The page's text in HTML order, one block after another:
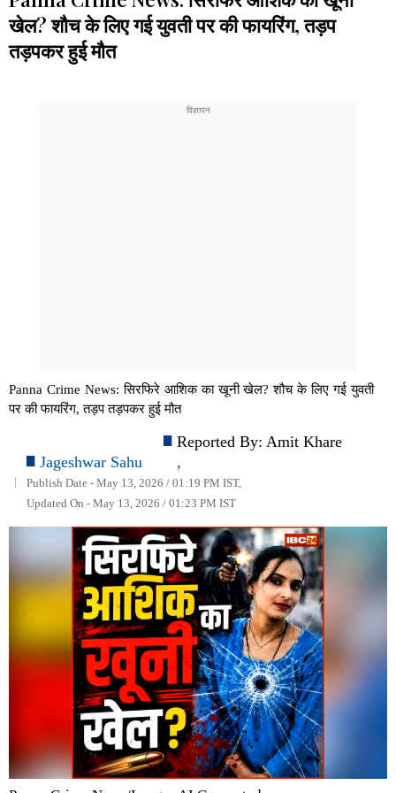
खेल? शौच के लिए गई युवती पर की फायरिंग, तड़प
तड़पकर हुई मौत
Panna Crime News: सिरफिरे आशिक का खूनी खेल? शौच के लिए गई युवती
पर की फायरिंग, तड़प तड़पकर हुई मौत
Jageshwar Sahu
Reported By: Amit Khare
,
Publish Date - May 13, 2026 / 01:19 PM IST,
Updated On - May 13, 2026 / 01:23 PM IST